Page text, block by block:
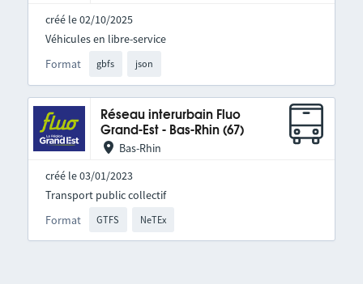
créé le 02/10/2025
Format gbfs json
Véhicules en libre-service
Réseau interurbain Fluo
Grand-Est - Bas-Rhin (67)
Bas-Rhin
créé le 03/01/2023
Format GTFS NeTEx
Transport public collectif